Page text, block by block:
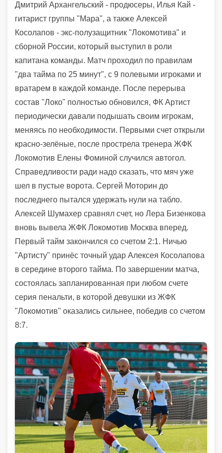
Дмитрий Архангельский - продюсеры, Илья Кай -
гитарист группы "Мара", а также Алексей
Косолапов - экс-полузащитник "Локомотива" и
сборной России, который выступил в роли
капитана команды. Матч проходил по правилам
"два тайма по 25 минут", с 9 полевыми игроками и
вратарем в каждой команде. После перерыва
состав "Локо" полностью обновился, ФК Артист
периодически давали подышать своим игрокам,
меняясь по необходимости. Первыми счет открыли
красно-зелёные, после прострела тренера ЖФК
Локомотив Елены Фоминой случился автогол.
Справедливости ради надо сказать, что мяч уже
шел в пустые ворота. Сергей Моторин до
последнего пытался удержать нули на табло.
Алексей Шумахер сравнял счет, но Лера Бизенкова
вновь вывела ЖФК Локомотив Москва вперед.
Первый тайм закончился со счетом 2:1. Ничью
"Артисту" принёс точный удар Алексея Косолапова
в середине второго тайма. По завершении матча,
состоялась запланированная при любом счете
серия пенальти, в которой девушки из ЖФК
"Локомотив" оказались сильнее, победив со счетом
8:7.